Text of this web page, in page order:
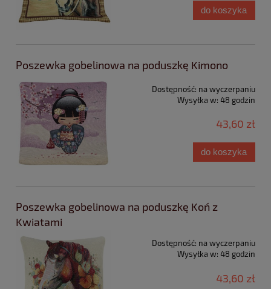
do koszyka
Poszewka gobelinowa na poduszkę Kimono
Dostępność: na wyczerpaniu
Wysyłka w: 48 godzin
43,60 zł
do koszyka
Poszewka gobelinowa na poduszkę Koń z
Kwiatami
Dostępność: na wyczerpaniu
Wysyłka w: 48 godzin
43,60 zł